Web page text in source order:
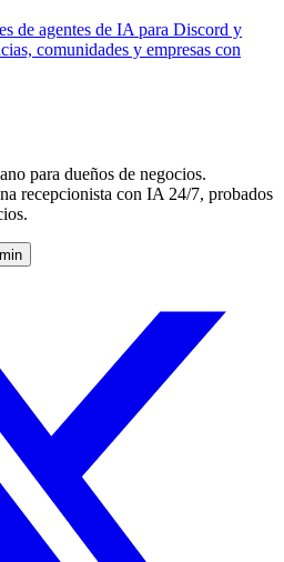
de agentes de IA para Discord y
comunidades y empresas con
para dueños de negocios.
recepcionista con IA 24/7, probados